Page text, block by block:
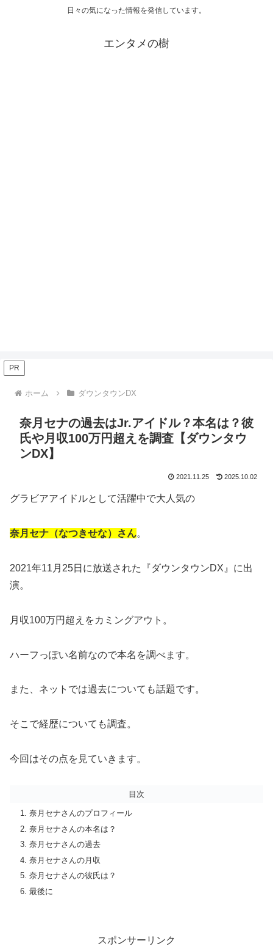
日々の気になった情報を発信しています。
エンタメの樹
PR
ホーム ダウンタウンDX
奈月セナの過去はJr.アイドル？本名は？彼
氏や月収100万円超えを調査【ダウンタウ
ンDX】
2021.11.25 2025.10.02
グラビアアイドルとして活躍中で大人気の
奈月セナ（なつきせな）さん。
2021年11月25日に放送された『ダウンタウンDX』に出
演。
月収100万円超えをカミングアウト。
ハーフっぽい名前なので本名を調べます。
また、ネットでは過去についても話題です。
そこで経歴についても調査。
今回はその点を見ていきます。
目次
奈月セナさんのプロフィール
奈月セナさんの本名は？
奈月セナさんの過去
奈月セナさんの月収
奈月セナさんの彼氏は？
最後に
スポンサーリンク